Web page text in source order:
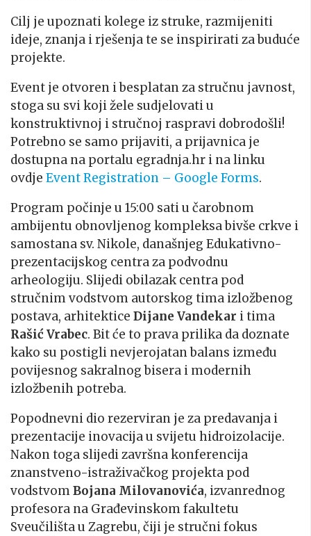
Cilj je upoznati kolege iz struke, razmijeniti
ideje, znanja i rješenja te se inspirirati za buduće
projekte.
Event je otvoren i besplatan za stručnu javnost,
stoga su svi koji žele sudjelovati u
konstruktivnoj i stručnoj raspravi dobrodošli!
Potrebno se samo prijaviti, a prijavnica je
dostupna na portalu egradnja.hr i na linku
ovdje Event Registration – Google Forms.
Program počinje u 15:00 sati u čarobnom
ambijentu obnovljenog kompleksa bivše crkve i
samostana sv. Nikole, današnjeg Edukativno-
prezentacijskog centra za podvodnu
arheologiju. Slijedi obilazak centra pod
stručnim vodstvom autorskog tima izložbenog
postava, arhitektice Dijane Vandekar i tima
Rašić Vrabec. Bit će to prava prilika da doznate
kako su postigli nevjerojatan balans između
povijesnog sakralnog bisera i modernih
izložbenih potreba.
Popodnevni dio rezerviran je za predavanja i
prezentacije inovacija u svijetu hidroizolacije.
Nakon toga slijedi završna konferencija
znanstveno-istraživačkog projekta pod
vodstvomBojana Milovanovića, izvanrednog
profesora na Građevinskom fakultetu
Sveučilišta u Zagrebu, čiji je stručni fokus